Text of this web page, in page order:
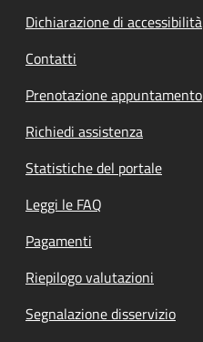
Dichiarazione di accessibilità
Contatti
Prenotazione appuntamento
Richiedi assistenza
Statistiche del portale
Leggi le FAQ
Pagamenti
Riepilogo valutazioni
Segnalazione disservizio